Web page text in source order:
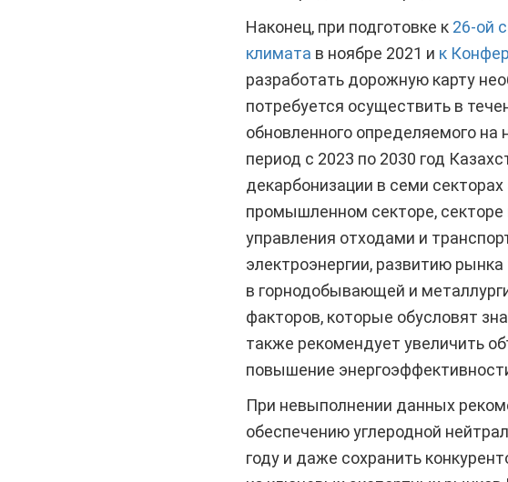
Наконец, при подготовке к 26-ой
климата в ноябре 2021 и к
разработать дорожную карту
потребуется осуществить в
обновленного определяемого
период с 2023 по 2030 год
декарбонизации в семи
промышленном секторе, секторе
управления отходами и
электроэнергии, развитию
в горнодобывающей и
факторов, которые обусловят
также рекомендует увеличить
повышение
При невыполнении данных
обеспечению углеродной
году и даже сохранить